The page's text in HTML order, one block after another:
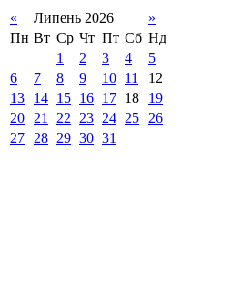
« Липень 2026
»
Пн Вт Ср Чт Пт Сб Нд
1
2 3 4
5
6
7 8 9 10 11
12
13
14 15 16 17 18
19
20
21 22 23 24 25
26
27
28 29 30 31